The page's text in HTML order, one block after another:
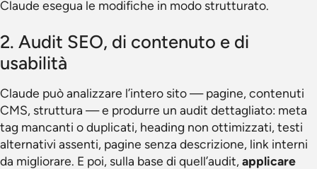
Claude esegua le modifiche in modo strutturato.
2. Audit SEO, di contenuto e di
usabilità
Claude può analizzare l’intero sito — pagine, contenuti
CMS, struttura — e produrre un audit dettagliato: meta
tag mancanti o duplicati, heading non ottimizzati, testi
alternativi assenti, pagine senza descrizione, link interni
da migliorare. E poi, sulla base di quell’audit, applicare